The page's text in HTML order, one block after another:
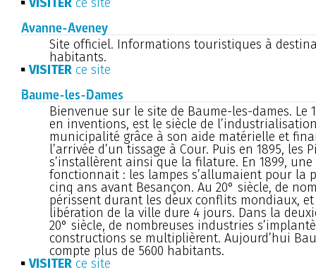
Avanne-Aveney
Site officiel. Informations touristiques à
habitants.
VISITER ce site
Baume-les-Dames
Bienvenue sur le site de Baume-les-dames. Le
en inventions, est le siècle de
municipalité grâce à son aide matérielle et
l’arrivée d’un tissage à Cour. Puis en 1895, les
s’installèrent ainsi que la filature. En 1899,
fonctionnait : les lampes s’allumaient pour la
cinq ans avant Besançon. Au 20° siècle, de
périssent durant les deux conflits mondiaux, et
libération de la ville dure 4 jours. Dans la
20° siècle, de nombreuses industries
constructions se multiplièrent. Aujourd’hui
compte plus de 5600 habitants.
VISITER ce site